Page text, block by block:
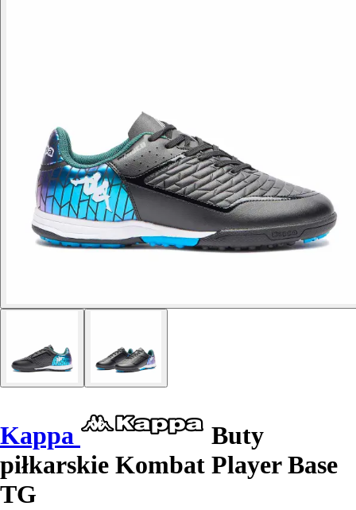
Kappa
Buty
piłkarskie Kombat Player Base
TG